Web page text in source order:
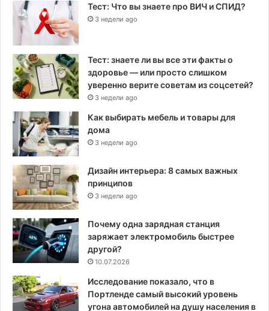
Тест: Что вы знаете про ВИЧ и СПИД?
3 недели ago
Тест: знаете ли вы все эти факты о
здоровье — или просто слишком
уверенно верите советам из соцсетей?
3 недели ago
Как выбирать мебель и товары для
дома
3 недели ago
Дизайн интерьера: 8 самых важных
принципов
3 недели ago
Почему одна зарядная станция
заряжает электромобиль быстрее
другой?
10.07.2026
Исследование показало, что в
Портленде самый высокий уровень
угона автомобилей на душу населения в